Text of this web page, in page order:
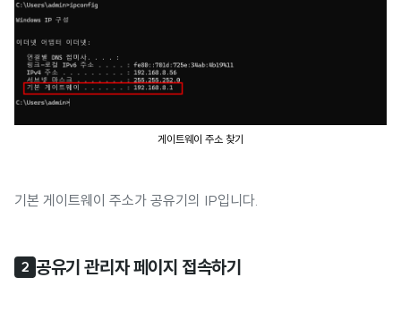
게이트웨이 주소 찾기
기본 게이트웨이 주소가 공유기의 IP입니다.
2 공유기 관리자 페이지 접속하기